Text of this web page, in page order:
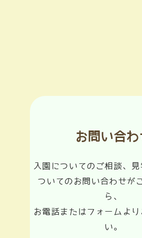
お問い合わ
入園についてのご相談、
ついてのお問い合わせが
ら、
お電話またはフォームよ
い。